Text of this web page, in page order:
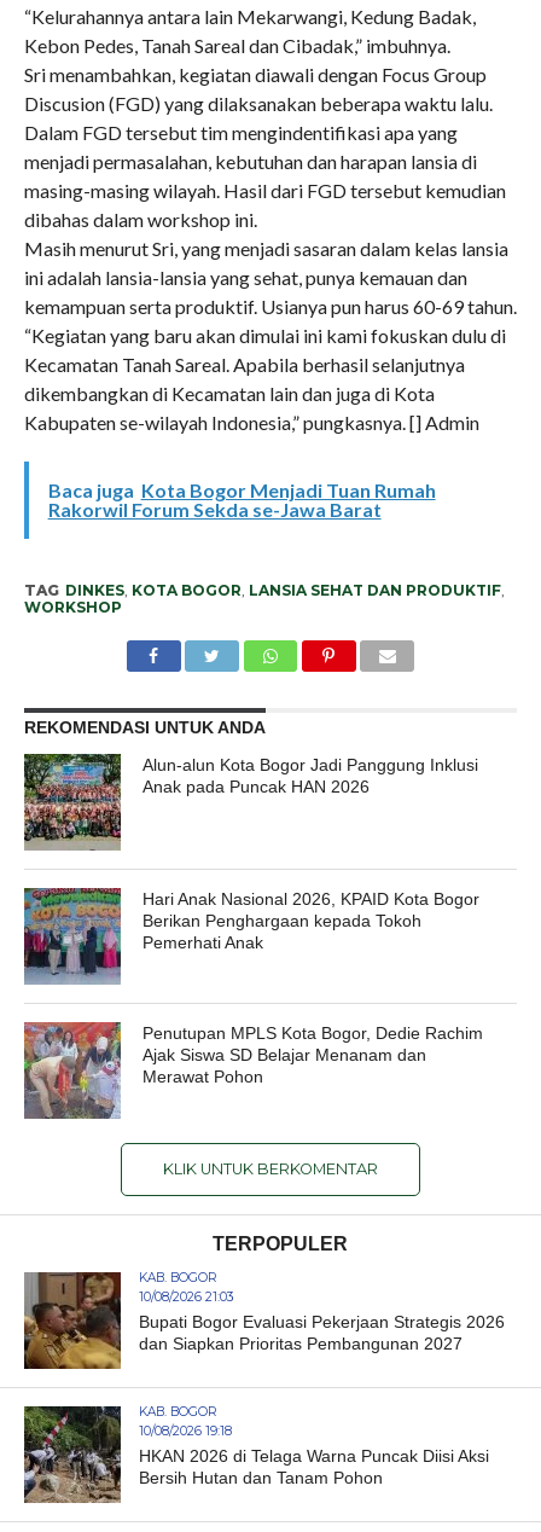
“Kelurahannya antara lain Mekarwangi, Kedung Badak,
Kebon Pedes, Tanah Sareal dan Cibadak,” imbuhnya.
Sri menambahkan, kegiatan diawali dengan Focus Group
Discusion (FGD) yang dilaksanakan beberapa waktu lalu.
Dalam FGD tersebut tim mengindentifikasi apa yang
menjadi permasalahan, kebutuhan dan harapan lansia di
masing-masing wilayah. Hasil dari FGD tersebut kemudian
dibahas dalam workshop ini.
Masih menurut Sri, yang menjadi sasaran dalam kelas lansia
ini adalah lansia-lansia yang sehat, punya kemauan dan
kemampuan serta produktif. Usianya pun harus 60-69 tahun.
“Kegiatan yang baru akan dimulai ini kami fokuskan dulu di
Kecamatan Tanah Sareal. Apabila berhasil selanjutnya
dikembangkan di Kecamatan lain dan juga di Kota
Kabupaten se-wilayah Indonesia,” pungkasnya. [] Admin
Baca juga Kota Bogor Menjadi Tuan Rumah
Rakorwil Forum Sekda se-Jawa Barat
TAG DINKES, KOTA BOGOR LANSIA SEHAT DAN PRODUKTIF,
WORKSHOP
REKOMENDASI UNTUK ANDA
Alun-alun Kota Bogor Jadi Panggung Inklusi
Anak pada Puncak HAN 2026
Hari Anak Nasional 2026, KPAID Kota Bogor
Berikan Penghargaan kepada Tokoh
Pemerhati Anak
Penutupan MPLS Kota Bogor, Dedie Rachim
Ajak Siswa SD Belajar Menanam dan
Merawat Pohon
KLIK UNTUK BERKOMENTAR
TERPOPULER
KAB. BOGOR
10/08/2026 21:03
Bupati Bogor Evaluasi Pekerjaan Strategis 2026
dan Siapkan Prioritas Pembangunan 2027
KAB. BOGOR
10/08/2026 19:18
HKAN 2026 di Telaga Warna Puncak Diisi Aksi
Bersih Hutan dan Tanam Pohon